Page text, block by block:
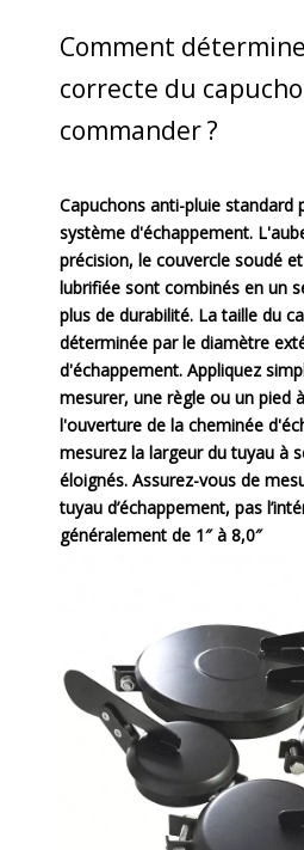
Comment
correcte du
commander ?
Capuchons anti-pluie standard
système d'échappement.
précision, le couvercle soudé
lubrifiée sont combinés en un
plus de durabilité. La taille du
déterminée par le diamètre
d'échappement. Appliquez
mesurer, une règle ou un pied
l'ouverture de la cheminée
mesurez la largeur du tuyau à
éloignés. Assurez-vous de
tuyau d’échappement, pas
généralement de 1″ à 8,0″